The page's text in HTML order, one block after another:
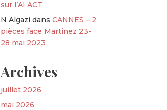
sur l’AI ACT
N Algazi dansCANNES – 2
pièces face Martinez 23-
28 mai 2023
Archives
juillet 2026
mai 2026